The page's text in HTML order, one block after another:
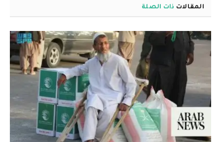
المقالات ذات الصلة